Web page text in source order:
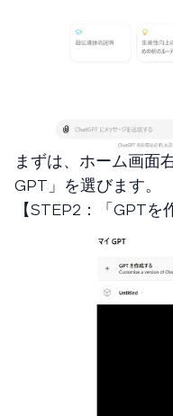
まずは、ホーム画面
GPT」を選びます。
【STEP2：「GPTを